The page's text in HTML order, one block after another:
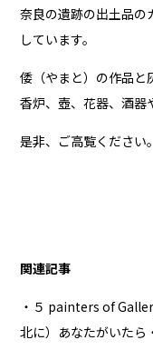
奈良の遺跡の出土品の
しています。
倭（やまと）の作品と
香炉、壺、花器、酒器
是非、ご高覧ください。
関連記事
・５ painters of
北に）あなたがいたら